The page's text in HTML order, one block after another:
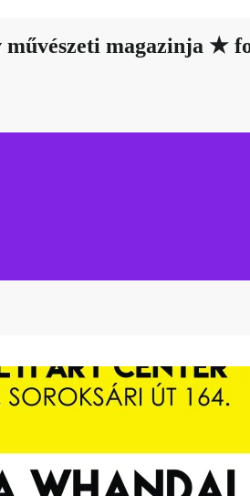
magazinja ★